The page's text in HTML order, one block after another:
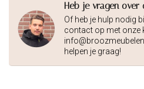
Heb je vragen
Of heb je hulp nodig
contact op met onze
helpen je graag!